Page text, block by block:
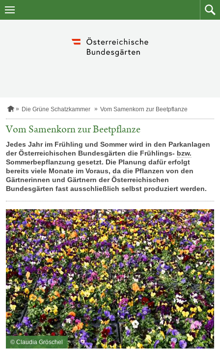
Zum
Zum
S
a
s
e
i
e
Die Grüne Schatzkammer Vom Samenkorn zur Beetpflanze
Vom Samenkorn zur Beetpflanze
Jedes Jahr im Frühling und Sommer wird in den Parkanlagen
der Österreichischen Bundesgärten die Frühlings- bzw.
Sommerbepflanzung gesetzt. Die Planung dafür erfolgt
bereits viele Monate im Voraus, da die Pflanzen von den
Gärtnerinnen und Gärtnern der Österreichischen
Bundesgärten fast ausschließlich selbst produziert werden.
© Claudia Gröschel